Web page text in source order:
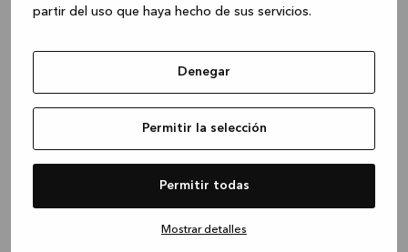
partir del uso que haya hecho de sus servicios.
Denegar
Permitir la selección
Permitir todas
Mostrar detalles
Application error: a client-side exception has occurred
loadingwww.kvik.es (see the browser console for more